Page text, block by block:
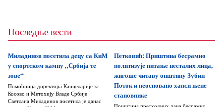
Последње вести
Миладинов посетила децу са КиМ
у спортском кампу „Србија те
зове“
Помоћница директора Канцеларије за
Косово и Метохију Владе Србије
Светлана Миладинов посетила је данас
Петковић: Приштина бесрамно
политизује питање несталих лица,
жигоше читаву општину Зубин
Поток и неосновано хапси њене
становнике